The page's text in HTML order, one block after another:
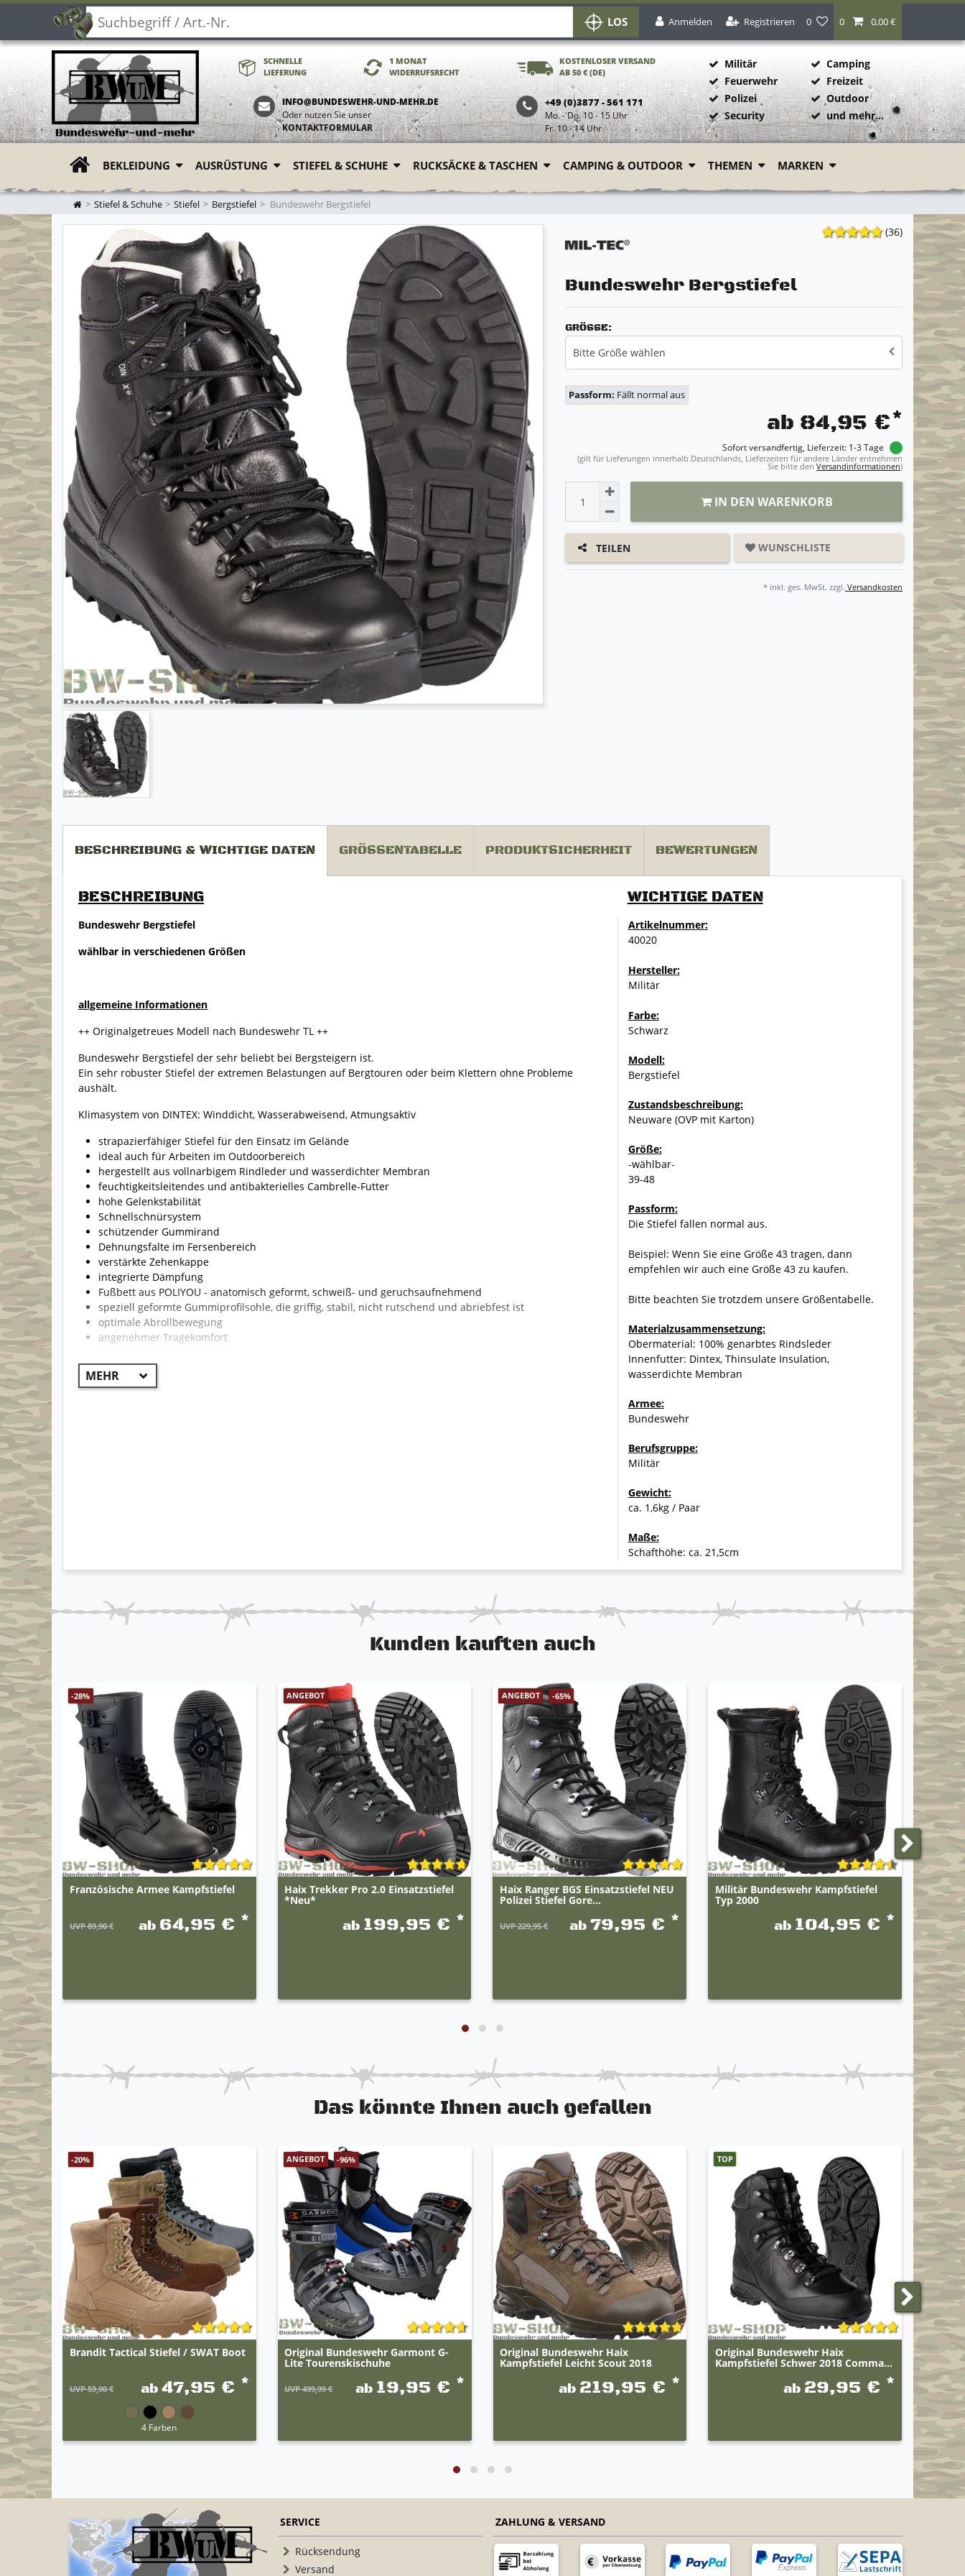
LOS Anmelden Registrieren 0 0 0,00 €
SCHNELLE
LIEFERUNG
1 MONAT
WIDERRUFSRECHT
KOSTENLOSER VERSAND
AB 50 € (DE)
INFO@BUNDESWEHR-UND-MEHR.DE
Oder nutzen Sie unser
KONTAKTFORMULAR
+49 (0)3877 - 561 171
Mo. - Do. 10 - 15 Uhr
Fr. 10 - 14 Uhr
Militär
Feuerwehr
Polizei
Security
Camping
Freizeit
Outdoor
und mehr...
ZUR STARTSEITE
BEKLEIDUNG AUSRÜSTUNG STIEFEL & SCHUHE RUCKSÄCKE & TASCHEN CAMPING & OUTDOOR THEMEN MARKEN
Stiefel & Schuhe Stiefel Bergstiefel Bundeswehr Bergstiefel
(36)
Bundeswehr Bergstiefel
GRÖSSE:
Bitte Größe wählen
Passform: Fällt normal aus
ab 84,95 €*
Sofort versandfertig, Lieferzeit: 1-3 Tage
(gilt für Lieferungen innerhalb Deutschlands, Lieferzeiten für andere Länder entnehmen
Sie bitte den Versandinformationen)
IN DEN WARENKORB
TEILEN WUNSCHLISTE
* inkl. ges. MwSt. zzgl. Versandkosten
BESCHREIBUNG & WICHTIGE DATEN GRÖSSENTABELLE PRODUKTSICHERHEIT BEWERTUNGEN
BESCHREIBUNG
Bundeswehr Bergstiefel
wählbar in verschiedenen Größen
allgemeine Informationen
++ Originalgetreues Modell nach Bundeswehr TL ++
Bundeswehr Bergstiefel der sehr beliebt bei Bergsteigern ist.
Ein sehr robuster Stiefel der extremen Belastungen auf Bergtouren oder beim Klettern ohne Probleme
aushält.
Klimasystem von DINTEX: Winddicht, Wasserabweisend, Atmungsaktiv
strapazierfähiger Stiefel für den Einsatz im Gelände
ideal auch für Arbeiten im Outdoorbereich
hergestellt aus vollnarbigem Rindleder und wasserdichter Membran
feuchtigkeitsleitendes und antibakterielles Cambrelle-Futter
hohe Gelenkstabilität
Schnellschnürsystem
schützender Gummirand
Dehnungsfalte im Fersenbereich
verstärkte Zehenkappe
integrierte Dämpfung
Fußbett aus POLIYOU - anatomisch geformt, schweiß- und geruchsaufnehmend
speziell geformte Gummiprofilsohle, die griffig, stabil, nicht rutschend und abriebfest ist
optimale Abrollbewegung
angenehmer Tragekomfort
WICHTIGE DATEN
Artikelnummer:
40020
Hersteller:
Militär
Farbe:
Schwarz
Modell:
Bergstiefel
Zustandsbeschreibung:
Neuware (OVP mit Karton)
Größe:
-wählbar-
39-48
Passform:
Die Stiefel fallen normal aus.
Beispiel: Wenn Sie eine Größe 43 tragen, dann
empfehlen wir auch eine Größe 43 zu kaufen.
Bitte beachten Sie trotzdem unsere Größentabelle.
Materialzusammensetzung:
Obermaterial: 100% genarbtes Rindsleder
Innenfutter: Dintex, Thinsulate Insulation,
wasserdichte Membran
Armee:
Bundeswehr
Berufsgruppe:
Militär
Gewicht:
ca. 1,6kg / Paar
Maße:
Schafthöhe: ca. 21,5cm
Kunden kauften auch
-28%
Französische Armee Kampfstiefel
UVP 89,90 € ab 64,95 € *
ANGEBOT
Haix Trekker Pro 2.0 Einsatzstiefel
*Neu*
ab 199,95 € *
ANGEBOT -65%
Haix Ranger BGS Einsatzstiefel NEU
Polizei Stiefel Gore...
UVP 229,95 € ab79,95 € *
Militär Bundeswehr Kampfstiefel
Typ 2000
ab 104,95 € *
1-3er
Das könnte Ihnen auch gefallen
-20%
Brandit Tactical Stiefel / SWAT Boot
UVP 59,90 € ab47,95 € *
4 Farben
ANGEBOT -96%
Original Bundeswehr Garmont G-
Lite Tourenskischuhe
UVP 499,99 € ab 19,95 € *
Original Bundeswehr Haix
Kampfstiefel Leicht Scout 2018
ab 219,95 € *
TOP
Original Bundeswehr Haix
Kampfstiefel Schwer 2018 Comma...
ab 29,95 € *
SERVICE
Rücksendung
Versand
ZAHLUNG & VERSAND